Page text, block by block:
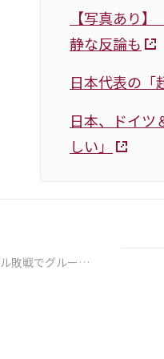
【写真あり
静な反論も
日本代表の「
日本、ドイツ
しい」
敗戦でグループ